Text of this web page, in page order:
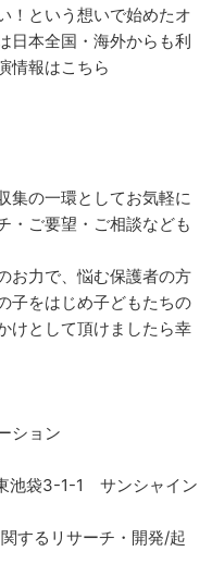
！という想いで始めたオ
日本全国・海外からも利
情報はこちら
集の一環としてお気軽に
・ご要望・ご相談なども
お力で、悩む保護者の方
子をはじめ子どもたちの
けとして頂けましたら幸
ション
池袋3-1-1 サンシャイン
するリサーチ・開発/起